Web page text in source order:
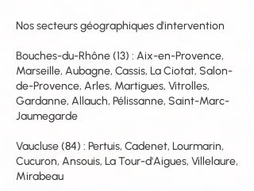
Nos secteurs géographiques d'intervention
Bouches-du-Rhône (13) : Aix-en-Provence,
Marseille, Aubagne, Cassis, La Ciotat, Salon-
de-Provence, Arles, Martigues, Vitrolles,
Gardanne, Allauch, Pélissanne, Saint-Marc-
Jaumegarde
Vaucluse (84) : Pertuis, Cadenet, Lourmarin,
Cucuron, Ansouis, La Tour-d'Aigues, Villelaure,
Mirabeau